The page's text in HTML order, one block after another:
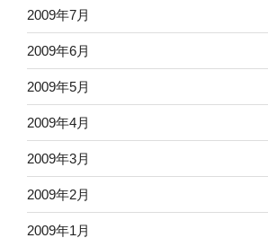
2009年7月
2009年6月
2009年5月
2009年4月
2009年3月
2009年2月
2009年1月